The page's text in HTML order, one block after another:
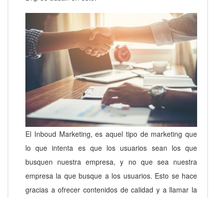
El Inboud Marketing, es aquel tipo de marketing que
lo que intenta es que los usuarios sean los que
busquen nuestra empresa, y no que sea nuestra
empresa la que busque a los usuarios. Esto se hace
gracias a ofrecer contenidos de calidad y a llamar la